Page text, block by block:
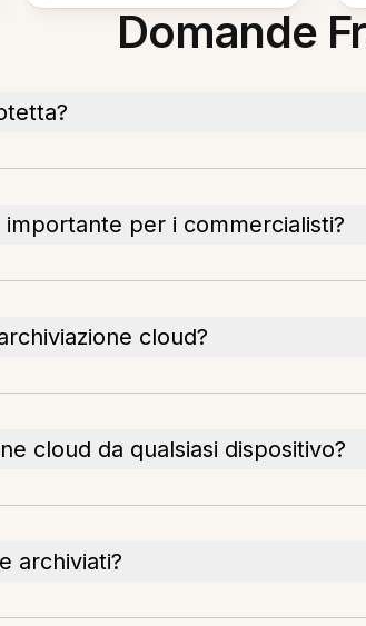
Domande
per i commercialisti?
cloud?
cloud da qualsiasi dispositivo?
archiviati?